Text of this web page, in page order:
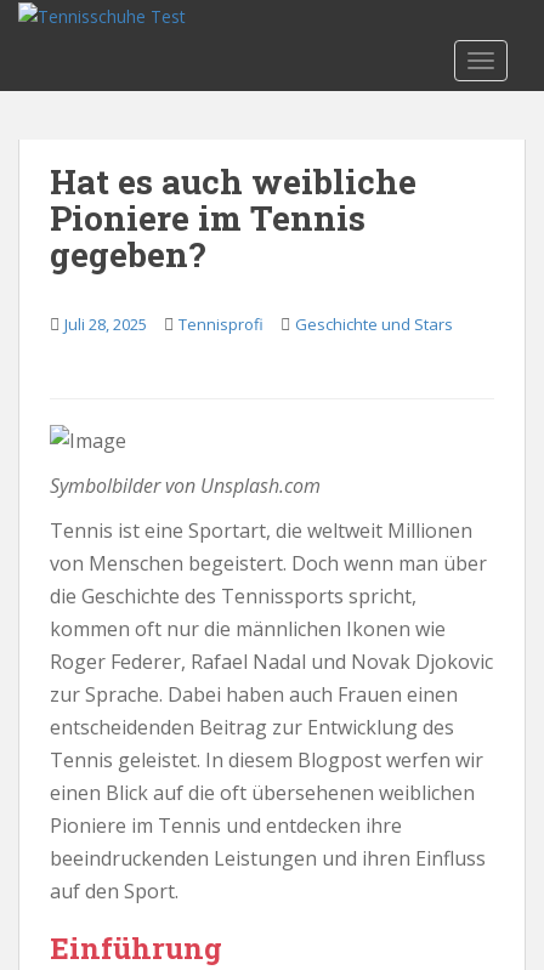
p
Hat es auch weibliche
Pioniere im Tennis
gegeben?
Juli 28, 2025 Tennisprofi Geschichte und Stars
Symbolbilder von Unsplash.com
Tennis ist eine Sportart, die weltweit Millionen
von Menschen begeistert. Doch wenn man über
die Geschichte des Tennissports spricht,
kommen oft nur die männlichen Ikonen wie
Roger Federer, Rafael Nadal und Novak Djokovic
zur Sprache. Dabei haben auch Frauen einen
entscheidenden Beitrag zur Entwicklung des
Tennis geleistet. In diesem Blogpost werfen wir
einen Blick auf die oft übersehenen weiblichen
Pioniere im Tennis und entdecken ihre
beeindruckenden Leistungen und ihren Einfluss
auf den Sport.
Einführung